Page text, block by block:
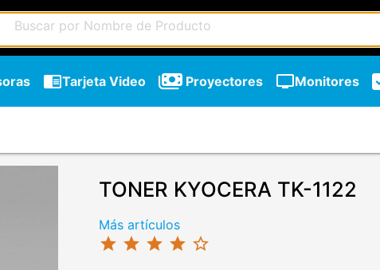
chrome_reader_modeTarjeta Video Proyectores tvMonitores
TONER KYOCERA TK-1122
Más artículos
star star star star star_border